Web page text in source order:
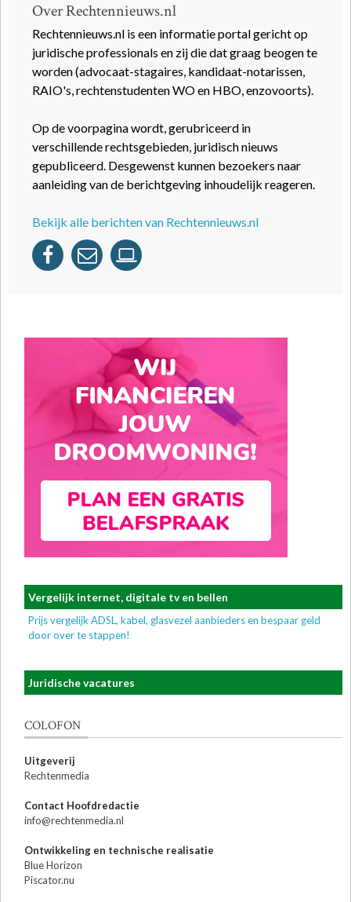
Over Rechtennieuws.nl
Rechtennieuws.nl is een informatie portal gericht op
juridische professionals en zij die dat graag beogen te
worden (advocaat-stagaires, kandidaat-notarissen,
RAIO's, rechtenstudenten WO en HBO, enzovoorts).
Op de voorpagina wordt, gerubriceerd in
verschillende rechtsgebieden, juridisch nieuws
gepubliceerd. Desgewenst kunnen bezoekers naar
aanleiding van de berichtgeving inhoudelijk reageren.
Bekijk alle berichten van Rechtennieuws.nl
Vergelijk internet, digitale tv en bellen
Prijs vergelijk ADSL, kabel, glasvezel aanbieders en bespaar geld
door over te stappen!
Juridische vacatures
COLOFON
Uitgeverij
Rechtenmedia
Contact Hoofdredactie
info@rechtenmedia.nl
Ontwikkeling en technische realisatie
Blue Horizon
Piscator.nu